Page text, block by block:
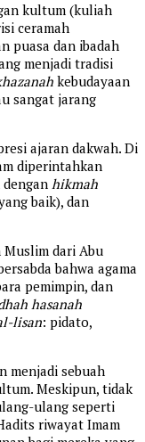
kultum (kuliah
ceramah
puasa dan ibadah
menjadi tradisi
kebudayaan
sangat jarang
ajaran dakwah. Di
diperintahkan
hikmah
baik), dan
Muslim dari Abu
bahwa agama
pemimpin, dan
hasanah
lisan: pidato,
menjadi sebuah
Meskipun, tidak
ulang seperti
riwayat Imam